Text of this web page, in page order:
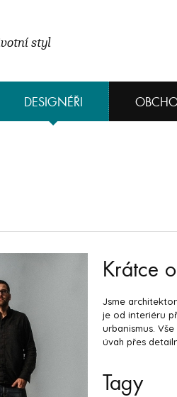
styl
DESIGNÉŘI
Krátce
Jsme
je od interiéru
urbanismus.
úvah přes
Tagy